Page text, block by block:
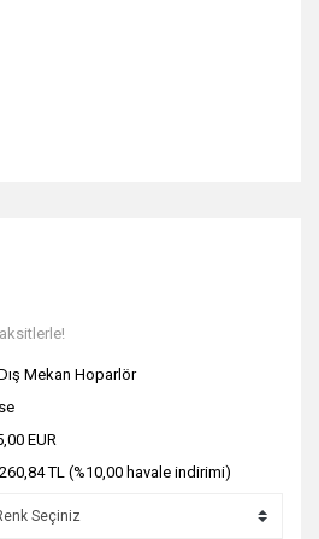
Mekan Hoparlör
EUR
TL (%10,00 havale indirimi)